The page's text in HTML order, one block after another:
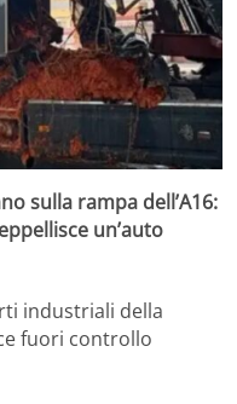
sulla rampa dell’A16:
un’auto
industriali della
fuori controllo